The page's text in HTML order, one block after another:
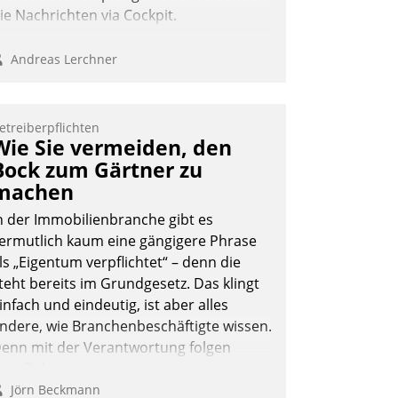
Nachrichten via Cockpit.
Andreas Lerchner
Sie vermeiden, den
zum Gärtner zu
der Immobilienbranche gibt es
kaum eine gängigere Phrase
„Eigentum verpflichtet“ – denn die
bereits im Grundgesetz. Das klingt
und eindeutig, ist aber alles
wie Branchenbeschäftigte wissen.
mit der Verantwortung folgen
Jörn Beckmann